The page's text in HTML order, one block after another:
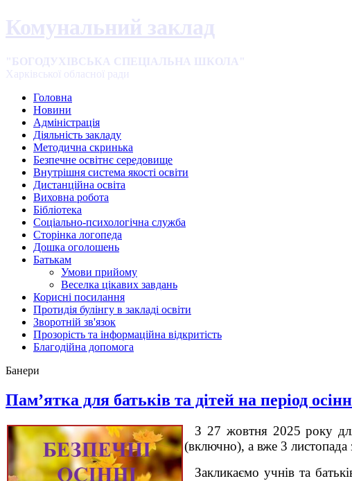
Комунальний заклад
"БОГОДУХІВСЬКА СПЕЦІАЛЬНА ШКОЛА"
Харківської обласної ради
Головна
Новини
Адміністрація
Діяльність закладу
Методична скринька
Безпечне освітнє середовище
Внутрішня система якості освіти
Дистанційна освіта
Виховна робота
Бібліотека
Соціально-психологічна служба
Сторінка логопеда
Дошка оголошень
Батькам
Умови прийому
Веселка цікавих завдань
Корисні посилання
Протидія булінгу в закладі освіти
Зворотній зв'язок
Прозорість та інформаційна відкритість
Благодійна допомога
Банери
Пам’ятка для батьків та дітей на період
З 27 жовтня 2025 року
(включно), а вже 3 листопада
Закликаємо учнів та